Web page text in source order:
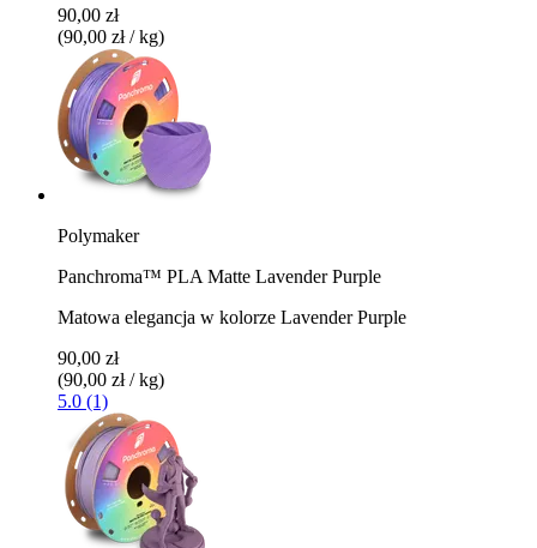
90,00 zł
(90,00 zł / kg)
Polymaker
Panchroma™ PLA Matte Lavender Purple
Matowa elegancja w kolorze Lavender Purple
90,00 zł
(90,00 zł / kg)
5.0 (1)